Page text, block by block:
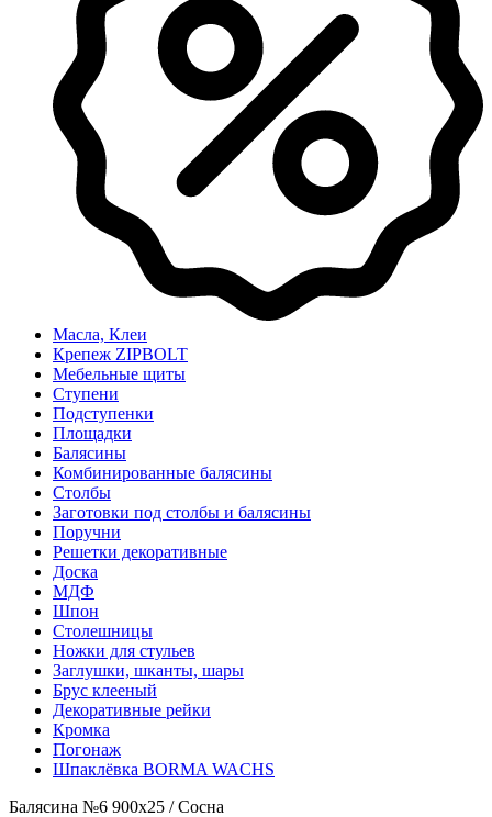
Масла, Клеи
Крепеж ZIPBOLT
Мебельные щиты
Ступени
Подступенки
Площадки
Балясины
Комбинированные балясины
Столбы
Заготовки под столбы и балясины
Поручни
Решетки декоративные
Доска
МДФ
Шпон
Столешницы
Ножки для стульев
Заглушки, шканты, шары
Брус клееный
Декоративные рейки
Кромка
Погонаж
Шпаклёвка BORMA WACHS
Балясина №6 900х25 / Сосна